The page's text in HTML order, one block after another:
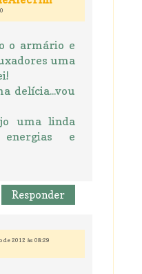
o armário e
uma
delícia...vou
uma linda
energias e
Responder
de 2012 às 08:29